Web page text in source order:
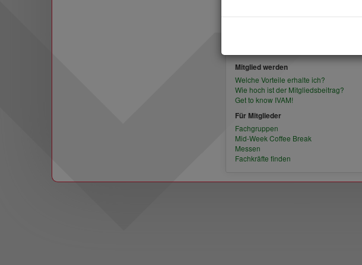
Mitglied werden
Welche Vorteile erhalte ich?
Wie hoch ist der Mitgliedsbeitrag?
Get to know IVAM!
Für Mitglieder
Fachgruppen
Mid-Week Coffee Break
Messen
Fachkräfte finden